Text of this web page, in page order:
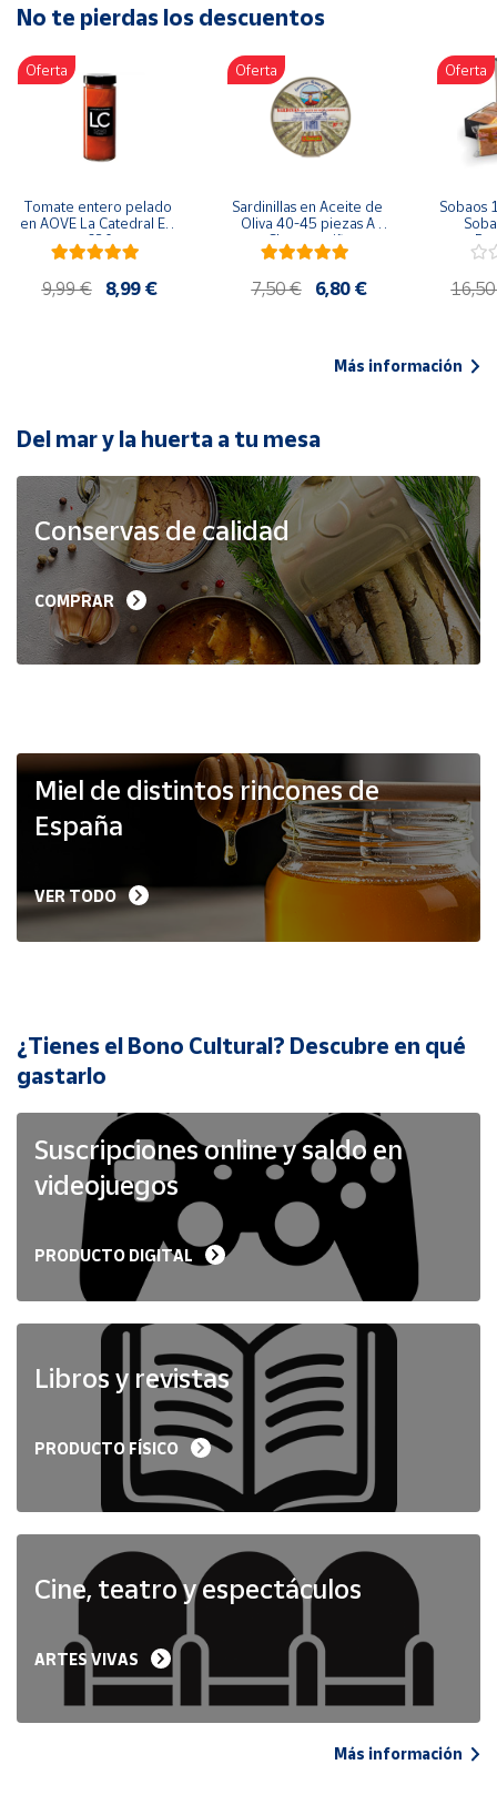
Artesanía
Oficina y
Papelería
Para Canarias,
Ceuta y Melilla
populares
Bono
Cultural
de Correos
Market
Productos
Solidarios
Ayuda
Vendedores
Mapa de
Hazte
vendedor
Cuenta
Ubicación
Península
Baleares
Melilla
No te pierdas los descuentos
Oferta
Tomate entero pelado
en AOVE La Catedral ER-
630
9,99 € 8,99 €
Oferta
Sardinillas en Aceite de
Oliva 40-45 piezas A
Churrusquiña
7,50 € 6,80 €
Oferta
Sobaos
Más información
Del mar y la huerta a tu mesa
Conservas de calidad
COMPRAR
Miel de distintos rincones de
España
VER TODO
¿Tienes el Bono Cultural? Descubre en qué
gastarlo
Suscripciones online y saldo en
videojuegos
PRODUCTO DIGITAL
Libros y revistas
PRODUCTO FÍSICO
Cine, teatro y espectáculos
ARTES VIVAS
Más información